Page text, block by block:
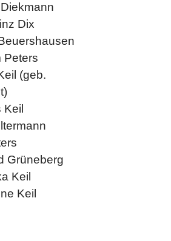
Dix
Peters
(geb.
Grüneberg
Keil
Keil